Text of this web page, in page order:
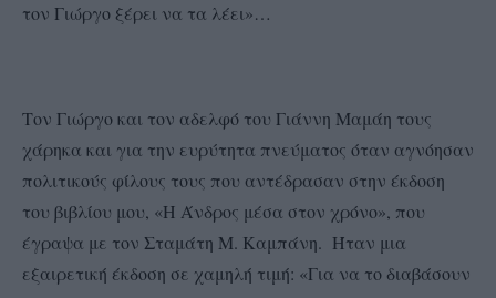
τον Γιώργο ξέρει να τα λέει»…
Τον Γιώργο και τον αδελφό του Γιάννη Μαμάη τους
χάρηκα και για την ευρύτητα πνεύματος όταν αγνόησαν
πολιτικούς φίλους τους που αντέδρασαν στην έκδοση
του βιβλίου μου, «Η Άνδρος μέσα στον χρόνο», που
έγραψα με τον Σταμάτη Μ. Καμπάνη. Ήταν μια
εξαιρετική έκδοση σε χαμηλή τιμή: «Για να το διαβάσουν